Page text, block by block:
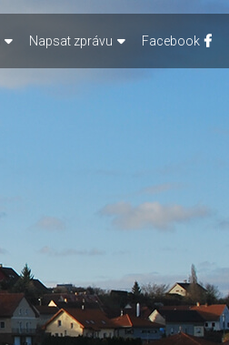
Napsat zprávu Facebook